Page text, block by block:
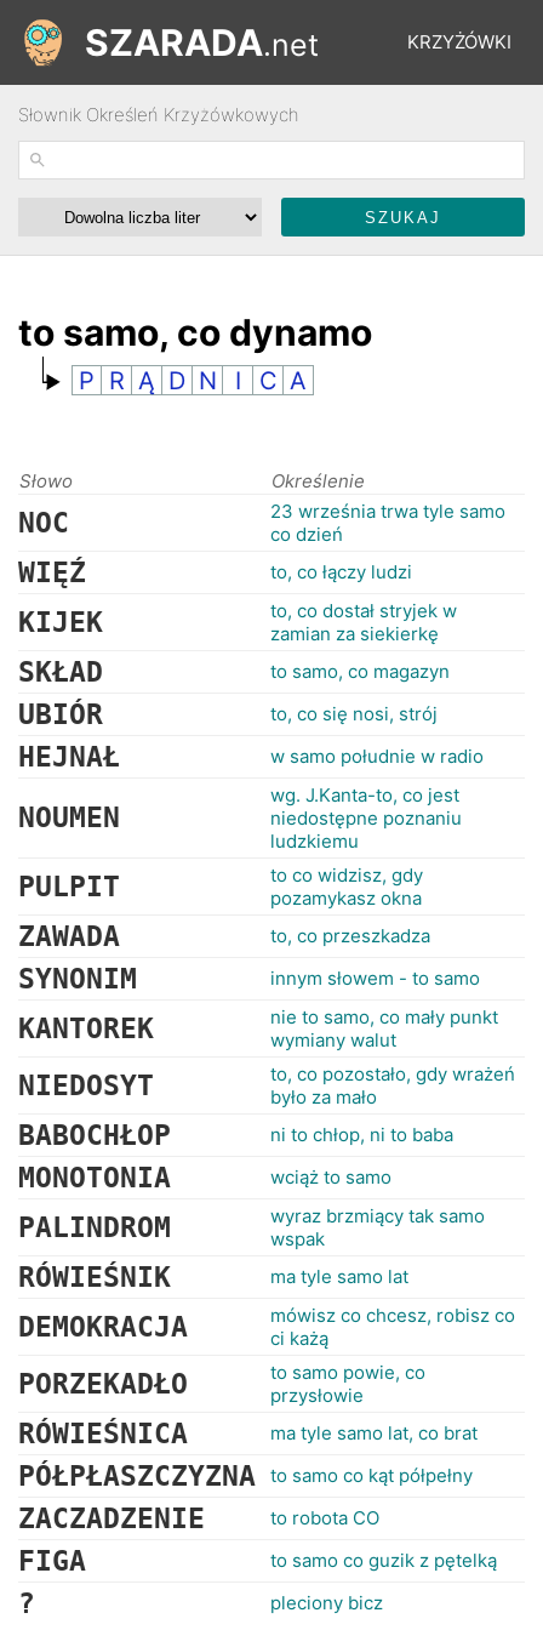
KRZYŻÓWKI
ŁAMIGŁÓWKI
SZARADA.net
Słownik Określeń Krzyżówkowych
to samo, co dynamo
P R Ą D N I C A
Słowo Określenie
NOC
23 września trwa tyle samo
co dzień
WIĘŹ to, co łączy ludzi
KIJEK
to, co dostał stryjek w
zamian za siekierkę
SKŁAD to samo, co magazyn
UBIÓR to, co się nosi, strój
HEJNAŁ w samo południe w radio
NOUMEN
wg. J.Kanta-to, co jest
niedostępne poznaniu
ludzkiemu
PULPIT
to co widzisz, gdy
pozamykasz okna
ZAWADA to, co przeszkadza
SYNONIM innym słowem - to samo
KANTOREK
nie to samo, co mały punkt
wymiany walut
NIEDOSYT
to, co pozostało, gdy wrażeń
było za mało
BABOCHŁOP ni to chłop, ni to baba
MONOTONIA wciąż to samo
PALINDROM
wyraz brzmiący tak samo
wspak
RÓWIEŚNIK ma tyle samo lat
DEMOKRACJA
mówisz co chcesz, robisz co
ci każą
PORZEKADŁO
to samo powie, co
przysłowie
RÓWIEŚNICA ma tyle samo lat, co brat
PÓŁPŁASZCZYZNA to samo co kąt półpełny
ZACZADZENIE to robota CO
FIGA to samo co guzik z pętelką
? pleciony bicz